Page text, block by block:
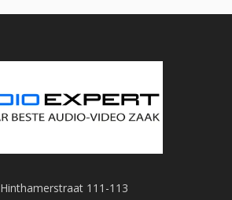
Hinthamerstraat 111-113